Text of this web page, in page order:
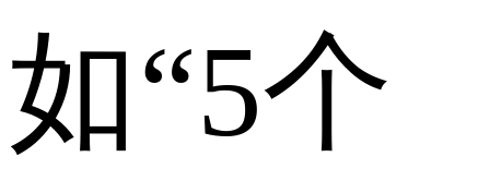
如“5个